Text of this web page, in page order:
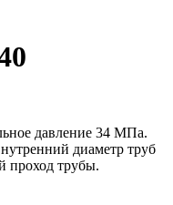
давление 34 МПа.
диаметр труб
проход трубы.